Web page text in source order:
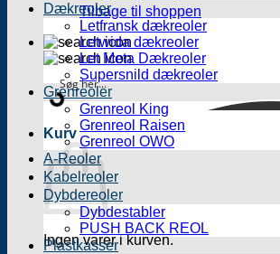
Tilbage til shoppen
Kurv
Ingen varer i kurven.
Dækreoler
Letfransk dækreoler
Letwida dækreoler
Let Meta Dækreoler
Supersnild dækreoler
Grenreoler
Grenreol King
Grenreol Raisen
Grenreol OWO
A-Reoler
Kabelreoler
Dybdereoler
Dybdestabler
PUSH BACK REOL
Plastkasser